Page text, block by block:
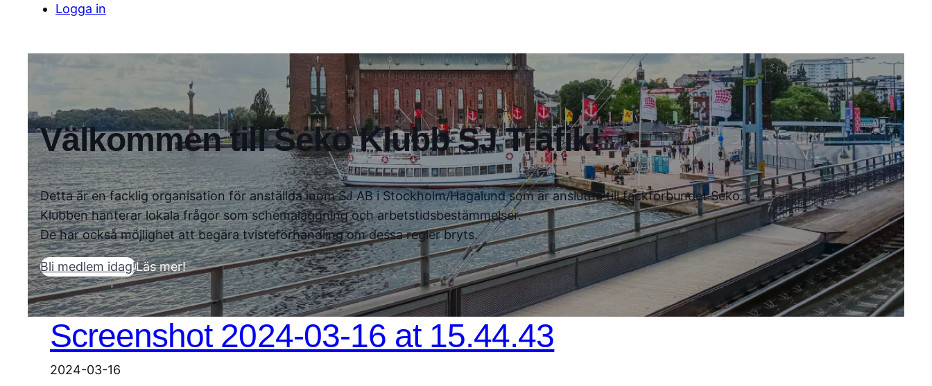
Logga in
Välkommen till Seko Klubb SJ Trafik!
Detta är en facklig organisation för anställda inom SJ AB i Stockholm/Hagalund som är anslutna till fackförbundet Seko.
Klubben hanterar lokala frågor som schemaläggning och arbetstidsbestämmelser.
De har också möjlighet att begära tvisteförhandling om dessa regler bryts.
Bli medlem idag!Läs mer!
Screenshot 2024-03-16 at 15.44.43
2024-03-16